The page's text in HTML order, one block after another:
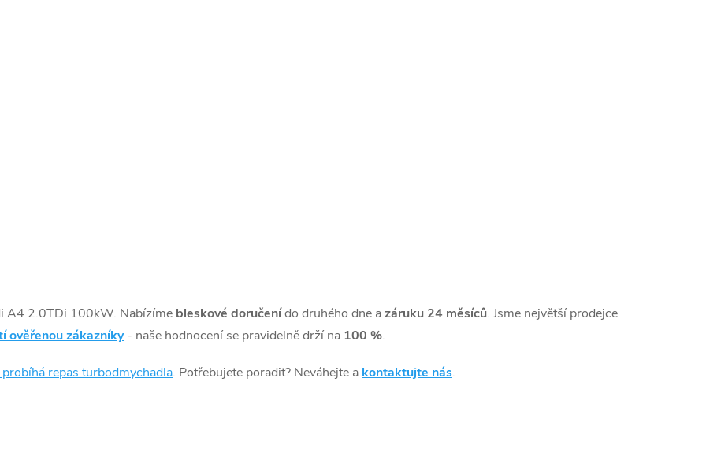
A4 2.0TDi 100kW. Nabízíme bleskové doručenído druhého dne azáruku 24 měsíců. Jsme největší prodejce
ověřenou zákazníky- naše hodnocení se pravidelně drží na 100 %.
probíhá repas turbodmychadla. Potřebujete poradit? Neváhejte a kontaktujte nás.